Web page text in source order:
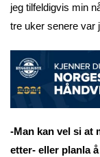
jeg tilfeldigvis min
tre uker senere var
-Man kan vel si at
etter- eller planla